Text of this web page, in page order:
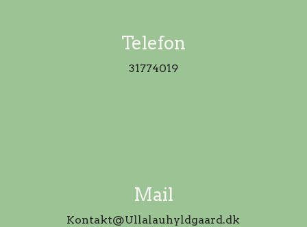
Telefon
31774019
Mail
Kontakt@Ullalauhyldgaard.dk